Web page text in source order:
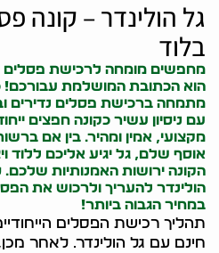
גל הולינדר – קונה
בלוד
מחפשים מומחה לרכישת פסלים
הוא הכתובת המושלמת עבורכם!
מתמחה ברכישת פסלים נדירים
עם ניסיון עשיר כקונה חפצים
מקצועי, אמין ומהיר. בין אם
אוסף שלם, גל יגיע אליכם ללוד
הקונה ירושות האמנותיות שלכם.
הולינדר להעריך ולרכוש את
במחיר הגבוה ביותר!
תהליך רכישת הפסלים
חינם עם גל הולינדר. לאחר